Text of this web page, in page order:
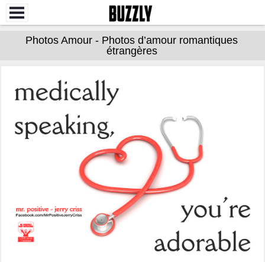
Photos Amour - Photos d’amour romantiques
étrangères